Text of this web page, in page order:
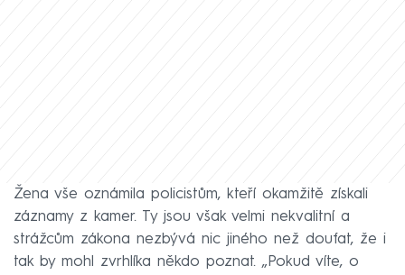
Žena vše oznámila policistům, kteří okamžitě získali
záznamy z kamer. Ty jsou však velmi nekvalitní a
strážcům zákona nezbývá nic jiného než doufat, že i
tak by mohl zvrhlíka někdo poznat. „Pokud víte, o